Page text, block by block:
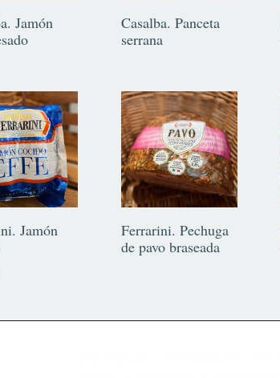
Jamón
Casalba. Panceta
serrana
Jamón
Ferrarini. Pechuga
de pavo braseada